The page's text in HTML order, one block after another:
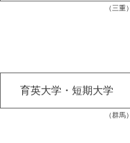
（三重）
育英大学・短期大学
（群馬）